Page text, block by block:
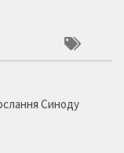
Синоду